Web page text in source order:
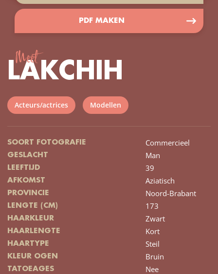
PDF MAKEN
Meet
LAKCHIH
Acteurs/actrices Modellen
SOORT FOTOGRAFIE Commercieel
GESLACHT Man
LEEFTIJD 39
AFKOMST Aziatisch
PROVINCIE Noord-Brabant
LENGTE (CM) 173
HAARKLEUR Zwart
HAARLENGTE Kort
HAARTYPE Steil
KLEUR OGEN Bruin
TATOEAGES Nee